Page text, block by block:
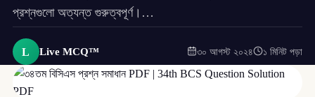
প্রশ্নগুলো অত্যন্ত গুরুত্বপূর্ণ।…
L Live MCQ™ ৩০ আগস্ট ২০২৪ ১ মিনিট পড়া